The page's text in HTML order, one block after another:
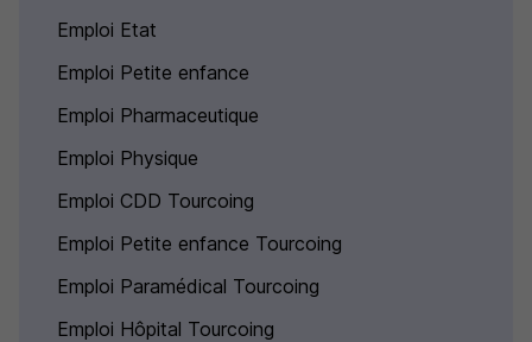
Emploi Etat
Emploi Petite enfance
Emploi Pharmaceutique
Emploi Physique
Emploi CDD Tourcoing
Emploi Petite enfance Tourcoing
Emploi Paramédical Tourcoing
Emploi Hôpital Tourcoing